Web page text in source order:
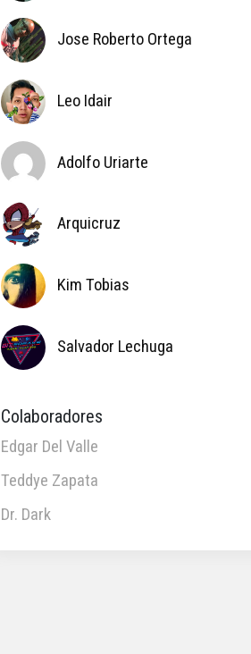
Jose Roberto Ortega
Leo Idair
Adolfo Uriarte
Arquicruz
Kim Tobias
Salvador Lechuga
Colaboradores
Edgar Del Valle
Teddye Zapata
Dr. Dark